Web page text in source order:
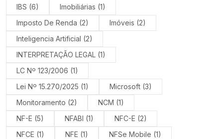
IBS (6) Imobiliárias (1)
Imposto De Renda (2) Imóveis (2)
Inteligencia Artificial (2)
INTERPRETAÇÃO LEGAL (1)
LC Nº 123/2006 (1)
Lei Nº 15.270/2025 (1) Microsoft (3)
Monitoramento (2) NCM (1)
NF-E (5) NFABI (1) NFC-E (2)
NFCE (1) NFE (1) NFSe Mobile (1)